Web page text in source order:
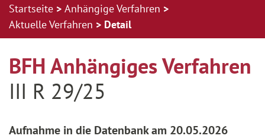
Startseite
Anhängige Verfahren
Aktuelle Verfahren
Detail
BFH Anhängiges Verfahren
III R 29/25
Aufnahme in die Datenbank am 20.05.2026